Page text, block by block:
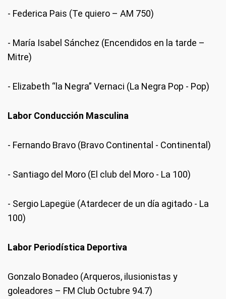
- Federica Pais (Te quiero – AM 750)
- María Isabel Sánchez (Encendidos en la tarde –
Mitre)
- Elizabeth “la Negra” Vernaci (La Negra Pop - Pop)
Labor Conducción Masculina
- Fernando Bravo (Bravo Continental - Continental)
- Santiago del Moro (El club del Moro - La 100)
- Sergio Lapegüe (Atardecer de un día agitado - La
100)
Labor Periodística Deportiva
Gonzalo Bonadeo (Arqueros, ilusionistas y
goleadores – FM Club Octubre 94.7)